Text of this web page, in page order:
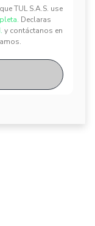
TUL S.A.S. use
Declaras
y contáctanos en
✕
✕